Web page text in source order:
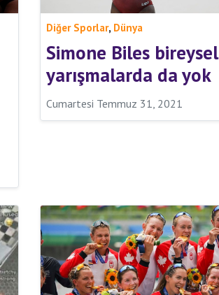
Diğer Sporlar, Dünya
Simone Biles bireysel
yarışmalarda da yok
Cumartesi Temmuz 31, 2021